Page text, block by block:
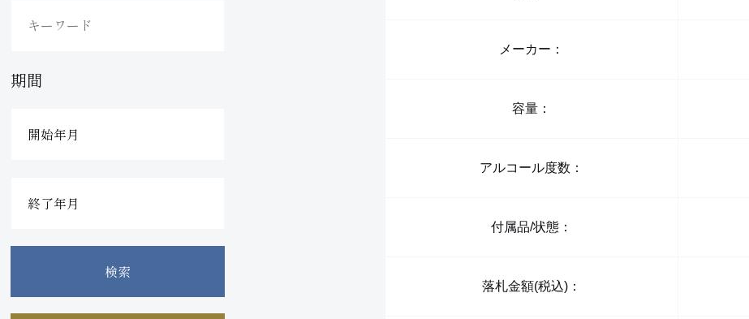
期間
検索
メーカー：
容量：
アルコール度数：
付属品/状態：
落札金額(税込)：